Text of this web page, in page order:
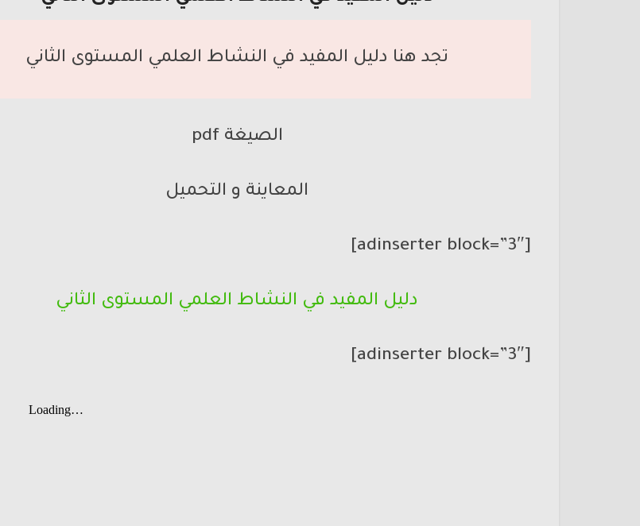
تجد هنا دليل المفيد في النشاط العلمي المستوى الثاني
الصيغة pdf
المعاينة و التحميل
[adinserter block=”3″]
دليل المفيد في النشاط العلمي المستوى الثاني
[adinserter block=”3″]